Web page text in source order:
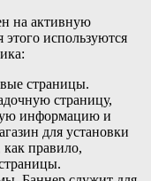
на активную
используются
страницы.
страницу,
информацию и
для установки
правило,